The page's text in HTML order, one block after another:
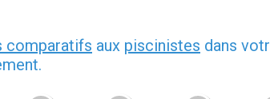
comparatifs aux piscinistes dans